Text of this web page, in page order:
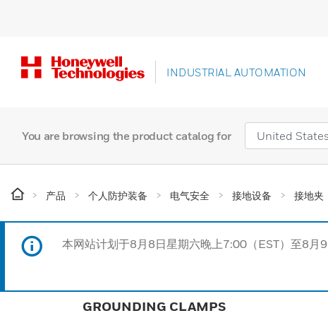
INDUSTRIAL AUTOMATION
You are browsing the product catalog for
产品 个人防护装备 电气安全 接地设备 接地夹
本网站计划于8月8日星期六晚上7:00（EST）至8月
GROUNDING CLAMPS